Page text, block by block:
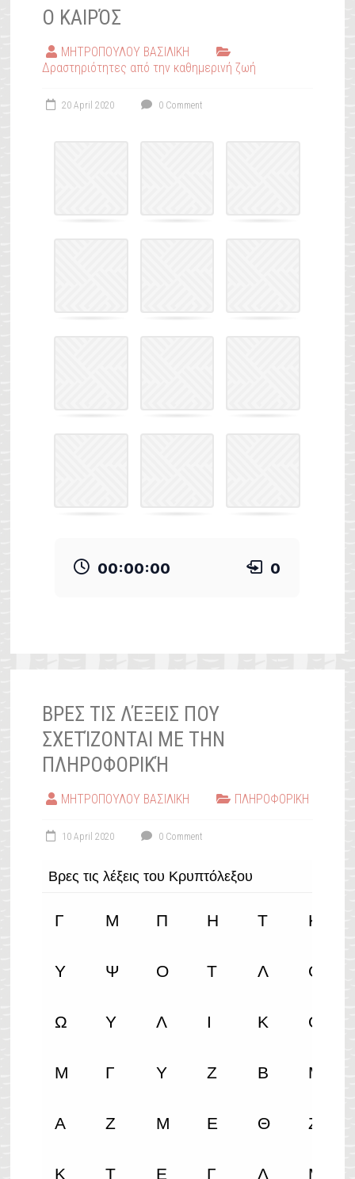
Ο ΚΑΙΡΌΣ
ΜΗΤΡΟΠΟΥΛΟΥ ΒΑΣΙΛΙΚΗ
Δραστηριότητες από την καθημερινή ζωή
20 April 2020 0 Comment
ΒΡΕΣ ΤΙΣ ΛΈΞΕΙΣ ΠΟΥ
ΣΧΕΤΊΖΟΝΤΑΙ ΜΕ ΤΗΝ
ΠΛΗΡΟΦΟΡΙΚΉ
ΜΗΤΡΟΠΟΥΛΟΥ ΒΑΣΙΛΙΚΗ ΠΛΗΡΟΦΟΡΙΚΗ
10 April 2020 0 Comment